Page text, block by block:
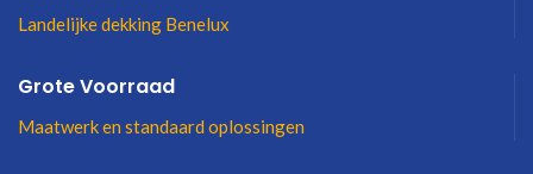
Landelijke dekking Benelux
Grote Voorraad
Maatwerk en standaard oplossingen